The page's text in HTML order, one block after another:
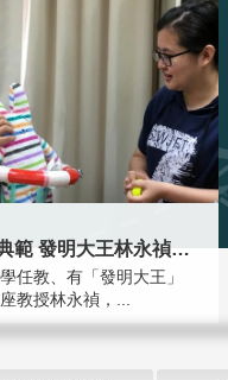
教育家人物典範 發明大王林永禎教授
任教、有「發明大王」
教授林永禎，...